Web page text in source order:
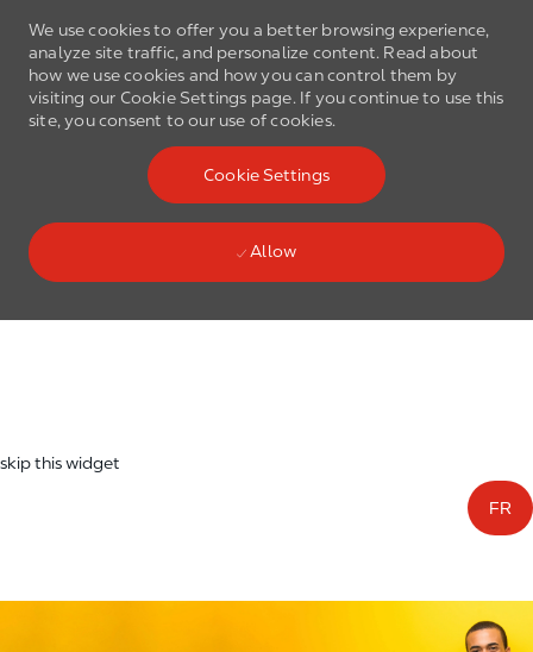
We use cookies to offer you a better browsing experience,
analyze site traffic, and personalize content. Read about
how we use cookies and how you can control them by
visiting our Cookie Settings page. If you continue to use this
site, you consent to our use of cookies.
Cookie Settings
Allow
Skip to main content
skip this widget
FR